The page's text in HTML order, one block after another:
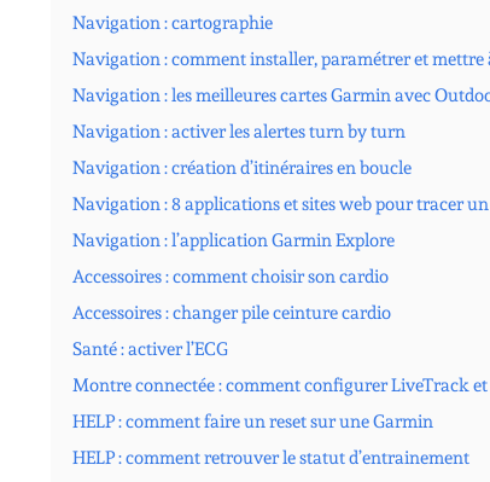
Navigation : cartographie
Navigation : comment installer, paramétrer et mettre
Navigation : les meilleures cartes Garmin avec
Navigation : activer les alertes turn by turn
Navigation : création d’itinéraires en boucle
Navigation : 8 applications et sites web pour tracer
Navigation : l’application Garmin Explore
Accessoires : comment choisir son cardio
Accessoires : changer pile ceinture cardio
Santé : activer l’ECG
Montre connectée : comment configurer LiveTrack
HELP : comment faire un reset sur une Garmin
HELP : comment retrouver le statut d’entrainement